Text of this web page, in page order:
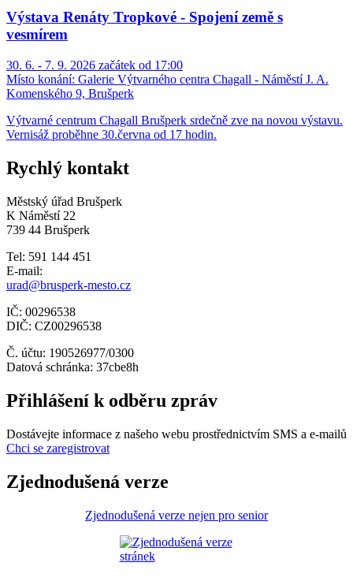
Výstava Renáty Tropkové - Spojení země s
vesmírem
30. 6. - 7. 9. 2026 začátek od 17:00
Místo konání: Galerie Výtvarného centra Chagall - Náměstí J. A.
Komenského 9, Brušperk
Výtvarné centrum Chagall Brušperk srdečně zve na novou výstavu.
Vernisáž proběhne 30.června od 17 hodin.
Rychlý kontakt
Městský úřad Brušperk
K Náměstí 22
739 44 Brušperk
Tel: 591 144 451
E-mail:
urad@brusperk-mesto.cz
IČ: 00296538
DIČ: CZ00296538
Č. účtu: 190526977/0300
Datová schránka: 37cbe8h
Přihlášení k odběru zpráv
Dostávejte informace z našeho webu prostřednictvím SMS a e-mailů
Chci se zaregistrovat
Zjednodušená verze
Zjednodušená verze nejen pro senior